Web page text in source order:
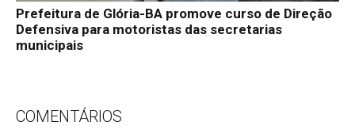
Prefeitura de Glória-BA promove curso de Direção
Defensiva para motoristas das secretarias
municipais
COMENTÁRIOS